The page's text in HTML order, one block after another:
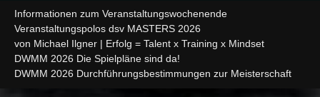
Informationen zum Veranstaltungswochenende
Veranstaltungspolos dsv MASTERS 2026
von Michael Ilgner | Erfolg = Talent x Training x Mindset
DWMM 2026 Die Spielpläne sind da!
DWMM 2026 Durchführungsbestimmungen zur Meisterschaft